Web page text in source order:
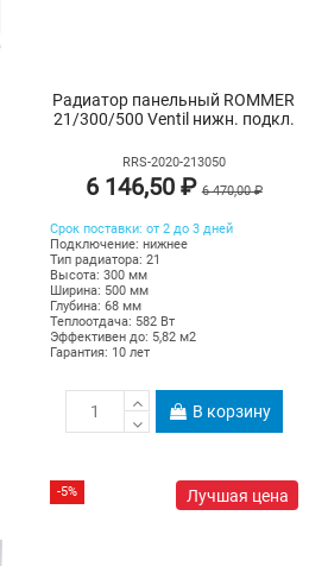
Радиатор панельный ROMMER
21/300/500 Ventil нижн. подкл.
RRS-2020-213050
6 146,50 ₽6 470,00 ₽
Срок поставки: от 2 до 3 дней
Подключение: нижнее
Тип радиатора: 21
Высота: 300 мм
Ширина: 500 мм
Глубина: 68 мм
Теплоотдача: 582 Вт
Эффективен до: 5,82 м2
Гарантия: 10 лет
В корзину
Лучшая цена
-5%